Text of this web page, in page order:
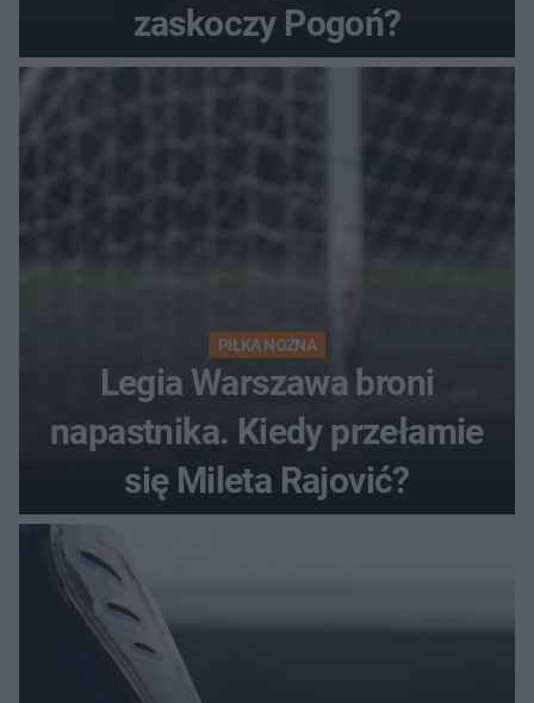
zaskoczy Pogoń?
PIŁKA NOŻNA
Legia Warszawa broni
napastnika. Kiedy przełamie
się Mileta Rajović?